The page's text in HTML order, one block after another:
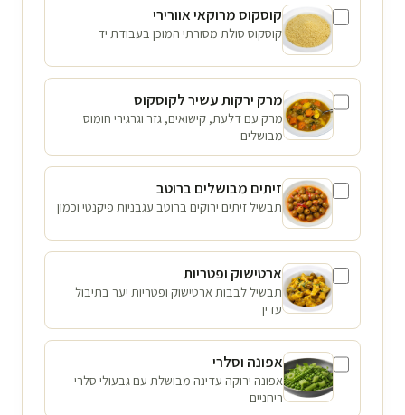
קוסקוס מרוקאי אוורירי
קוסקוס סולת מסורתי המוכן בעבודת יד
מרק ירקות עשיר לקוסקוס
מרק עם דלעת, קישואים, גזר וגרגירי חומוס
מבושלים
זיתים מבושלים ברוטב
תבשיל זיתים ירוקים ברוטב עגבניות פיקנטי וכמון
ארטישוק ופטריות
תבשיל לבבות ארטישוק ופטריות יער בתיבול
עדין
אפונה וסלרי
אפונה ירוקה עדינה מבושלת עם גבעולי סלרי
ריחניים